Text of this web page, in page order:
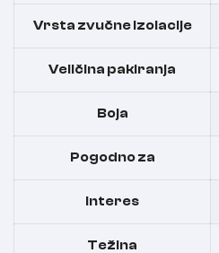
Vrsta zvučne izolacije
Veličina pakiranja
Boja
Pogodno za
Interes
Težina